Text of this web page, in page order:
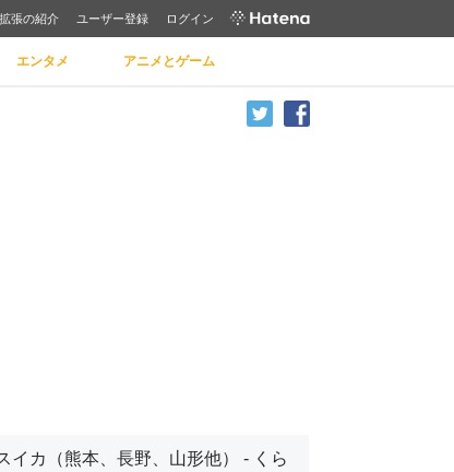
張の紹介 ユーザー登録 ログイン
エンタメ アニメとゲーム
イカ（熊本、長野、山形他） - くら